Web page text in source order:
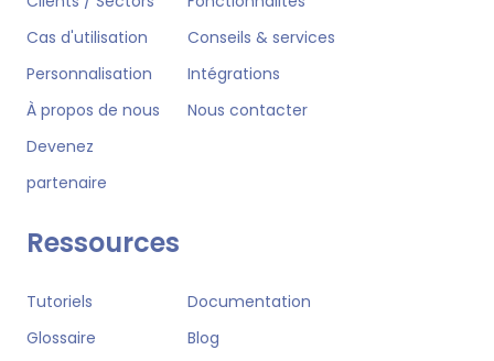
Cas d'utilisation
Conseils & services
Personnalisation
Intégrations
À propos de nous
Nous contacter
Devenez
partenaire
Ressources
Tutoriels
Documentation
Glossaire
Blog